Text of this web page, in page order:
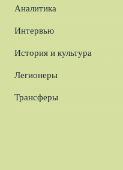
Аналитика
Интервью
История и культура
Легионеры
Трансферы